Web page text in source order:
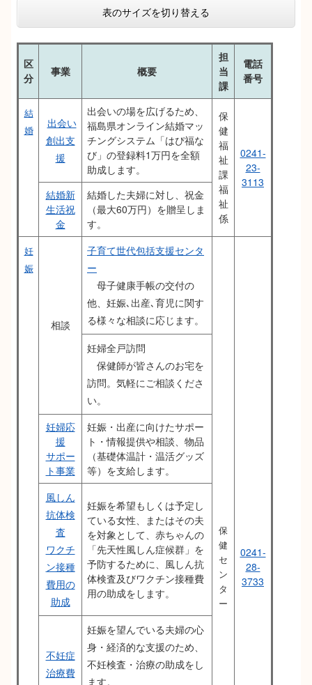
表のサイズを切り替える
区
分
事業 概要
担
当
課
電話
番号
結
婚
出会い
創出支
援
出会いの場を広げるため、
福島県オンライン結婚マッ
チングシステム「はぴ福な
び」の登録料1万円を全額
助成します。
保
健
福
祉
課
福
祉
係
0241-
23-
3113
結婚新
生活祝
金
結婚した夫婦に対し、祝金
（最大60万円）を贈呈しま
す。
妊
娠
相談
子育て世代包括支援センタ
ー
母子健康手帳の交付の
他、妊娠､出産､育児に関す
る様々な相談に応じます。
保
健
セ
ン
タ
ー
0241-
28-
3733
妊婦全戸訪問
保健師が皆さんのお宅を
訪問。気軽にご相談くださ
い。
妊婦応
援
サポー
ト事業
妊娠・出産に向けたサポー
ト・情報提供や相談、物品
（基礎体温計・温活グッズ
等）を支給します。
風しん
抗体検
査
ワクチ
ン接種
費用の
助成
妊娠を希望もしくは予定し
ている女性、またはその夫
を対象として、赤ちゃんの
「先天性風しん症候群」を
予防するために、風しん抗
体検査及びワクチン接種費
用の助成をします。
不妊症
治療費
妊娠を望んでいる夫婦の心
身・経済的な支援のため、
不妊検査・治療の助成をし
ます。